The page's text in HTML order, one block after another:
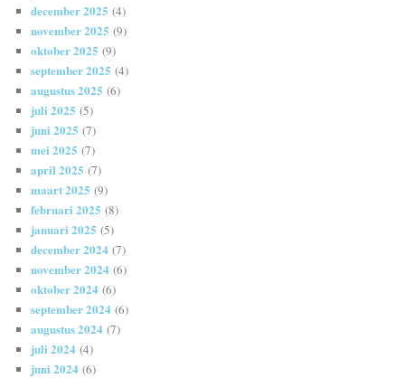
december 2025 (4)
november 2025 (9)
oktober 2025 (9)
september 2025 (4)
augustus 2025 (6)
juli 2025 (5)
juni 2025 (7)
mei 2025 (7)
april 2025 (7)
maart 2025 (9)
februari 2025 (8)
januari 2025 (5)
december 2024 (7)
november 2024 (6)
oktober 2024 (6)
september 2024 (6)
augustus 2024 (7)
juli 2024 (4)
juni 2024 (6)